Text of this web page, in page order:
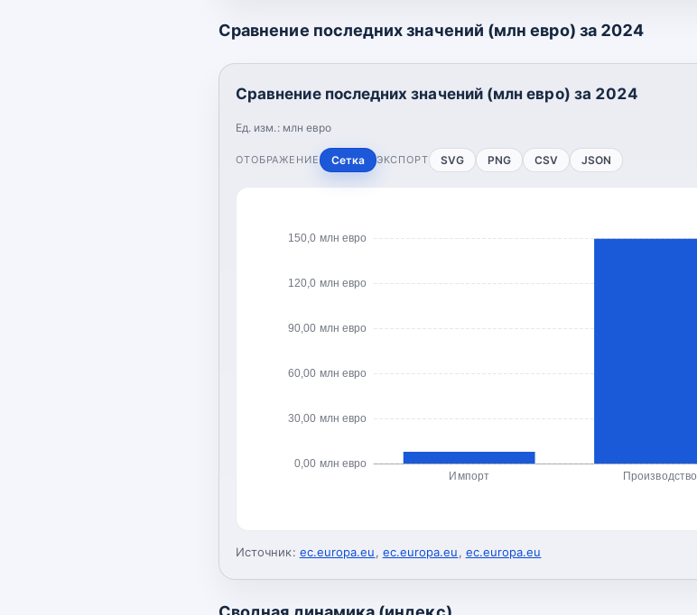
Сравнение последних значений (млн евро) за 2024
Сравнение последних значений (млн евро) за 2024
Ед. изм.: млн евро
ОТОБРАЖЕНИЕ Сетка ЭКСПОРТ SVG PNG CSV JSON
0,00 млн евро
30,00 млн евро
60,00 млн евро
90,00 млн евро
120,0 млн евро
150,0 млн евро
Импорт Производство
Источник: ec.europa.eu, ec.europa.eu, ec.europa.eu